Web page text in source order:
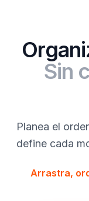
Sin
Planea el
define cada
Arrastra,